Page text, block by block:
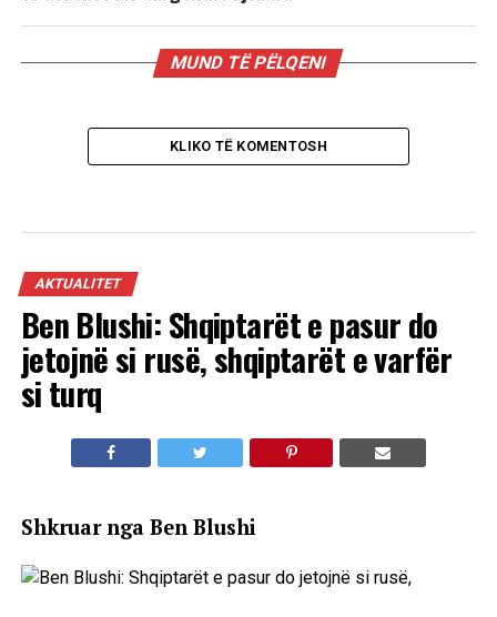
MUND TË PËLQENI
KLIKO TË KOMENTOSH
AKTUALITET
Ben Blushi: Shqiptarët e pasur do
jetojnë si rusë, shqiptarët e varfër
si turq
Shkruar nga Ben Blushi